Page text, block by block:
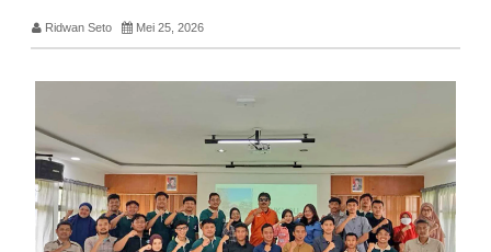
Ridwan Seto Mei 25, 2026